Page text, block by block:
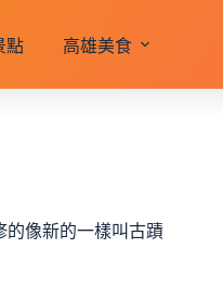
點 高雄美食
的像新的一樣叫古蹟